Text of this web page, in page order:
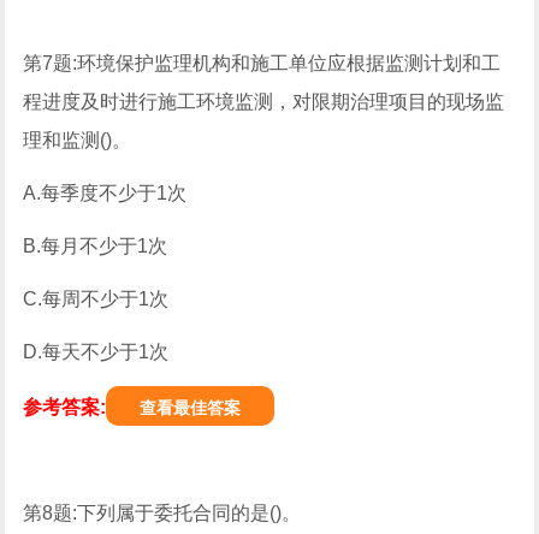
第7题:环境保护监理机构和施工单位应根据监测计划和工
程进度及时进行施工环境监测，对限期治理项目的现场监
理和监测()。
A.每季度不少于1次
B.每月不少于1次
C.每周不少于1次
D.每天不少于1次
参考答案: 查看最佳答案
第8题:下列属于委托合同的是()。